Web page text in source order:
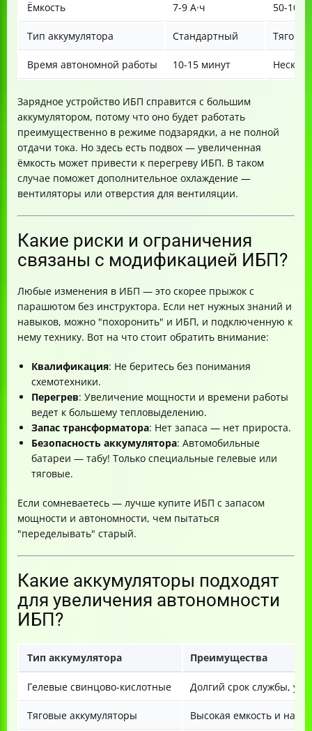
Ёмкость 7-9 А·ч 50-100+
Тип аккумулятора Стандартный
Время автономной работы 10-15 минут
Зарядное устройство ИБП справится с большим
аккумулятором, потому что оно будет работать
преимущественно в режиме подзарядки, а не полной
отдачи тока. Но здесь есть подвох — увеличенная
ёмкость может привести к перегреву ИБП. В таком
случае поможет дополнительное охлаждение —
вентиляторы или отверстия для вентиляции.
Какие риски и ограничения
связаны с модификацией ИБП?
Любые изменения в ИБП — это скорее прыжок с
парашютом без инструктора. Если нет нужных знаний и
навыков, можно "похоронить" и ИБП, и подключенную к
нему технику. Вот на что стоит обратить внимание:
Квалификация: Не беритесь без понимания
схемотехники.
Перегрев: Увеличение мощности и времени работы
ведет к большему тепловыделению.
Запас трансформатора: Нет запаса — нет прироста.
Безопасность аккумулятора: Автомобильные
батареи — табу! Только специальные гелевые или
тяговые.
Если сомневаетесь — лучше купите ИБП с запасом
мощности и автономности, чем пытаться
"переделывать" старый.
Какие аккумуляторы подходят
для увеличения автономности
ИБП?
Тип аккумулятора Преимущества
Гелевые свинцово-кислотные Долгий срок службы,
Тяговые аккумуляторы Высокая емкость и